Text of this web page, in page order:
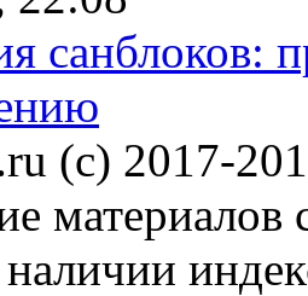
санблоков:
(c) 2017-
материалов